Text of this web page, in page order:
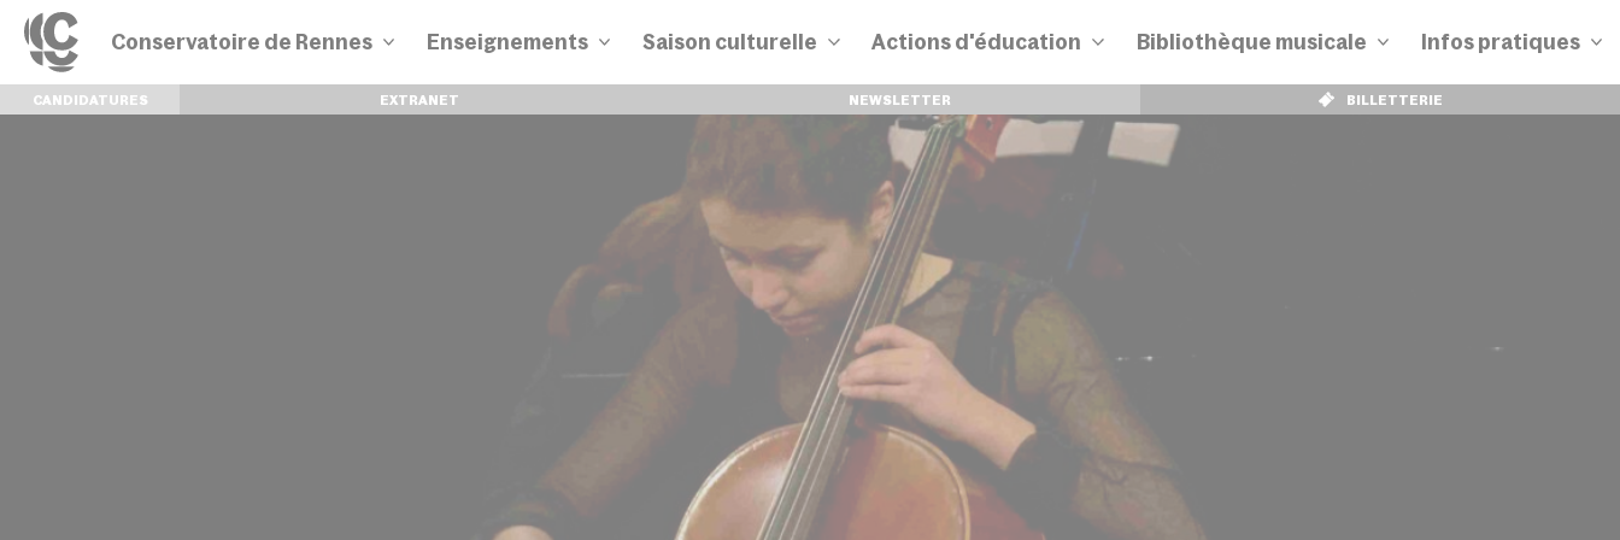
Conservatoire de Rennes Enseignements Saison culturelle Actions d'éducation Bibliothèque musicale Infos pratiques
CANDIDATURES EXTRANET NEWSLETTER BILLETTERIE